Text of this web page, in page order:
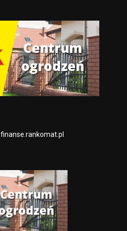
finanse.rankomat.pl